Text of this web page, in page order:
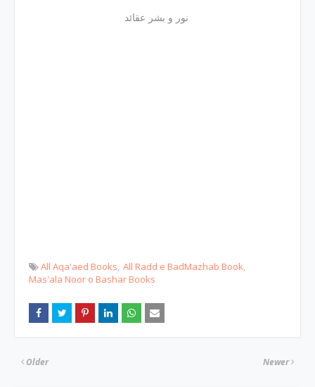
All Aqa'aed Books All Radd e BadMazhab Book
Mas'ala Noor o Bashar Books
Newer
Older